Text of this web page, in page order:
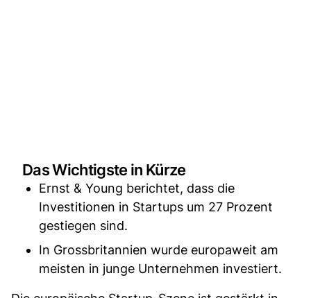
Das Wichtigste in Kürze
Ernst & Young berichtet, dass die
Investitionen in Startups um 27 Prozent
gestiegen sind.
In Grossbritannien wurde europaweit am
meisten in junge Unternehmen investiert.